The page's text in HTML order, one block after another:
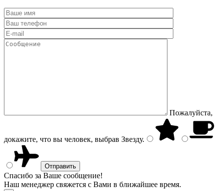
Пожалуйста,
докажите, что вы человек, выбрав Звезду.
Спасибо за Ваше сообщение!
Наш менеджер свяжется с Вами в ближайшее время.